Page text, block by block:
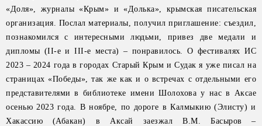
«Доля», журналы «Крым» и «Долька», крымская писательская
организация. Послал материалы, получил приглашение: съездил,
познакомился с интересными людьми, привез две медали и
дипломы (II-е и III-е места) – понравилось. О фестивалях ИС
2023 – 2024 года в городах Старый Крым и Судак я уже писал на
страницах «Победы», так же как и о встречах с отдельными его
представителями в библиотеке имени Шолохова у нас в Аксае
осенью 2023 года. В ноябре, по дороге в Калмыкию (Элисту) и
Хакассию (Абакан) в Аксай заезжал В.М. Басыров –